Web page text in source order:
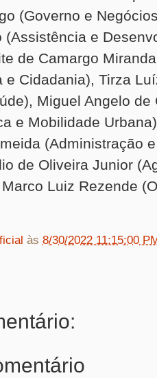
(Governo e
(Assistência e
de Camargo
e Cidadania), Tirza
Miguel Angelo de
e Mobilidade
(Administração
de Oliveira Junior
Luiz Rezende
às 8/30/2022 11:15:00